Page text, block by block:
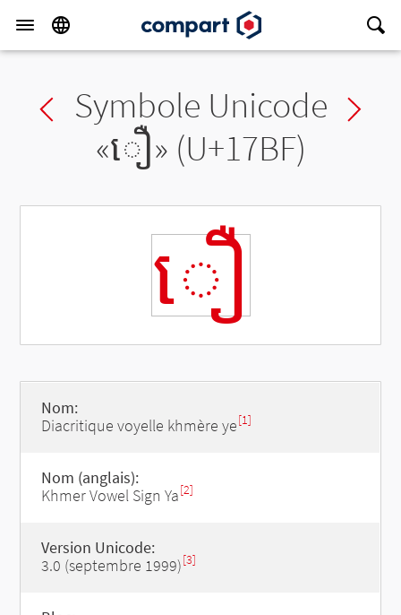
Previous char
Symbole Unicode
«ឿ» (U+17BF)
ឿ
Nom:
Diacritique voyelle khmère ye[1]
Nom (anglais):
Khmer Vowel Sign Ya[2]
Version Unicode:
3.0 (septembre 1999)[3]